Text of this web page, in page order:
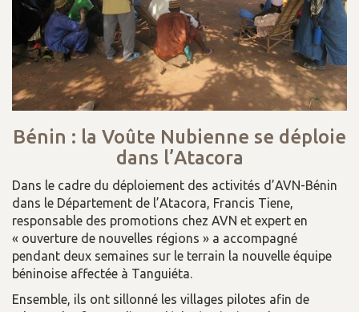
Bénin : la Voûte Nubienne se déploie
dans l’Atacora
Dans le cadre du déploiement des activités d’AVN-Bénin
dans le Département de l’Atacora, Francis Tiene,
responsable des promotions chez AVN et expert en
« ouverture de nouvelles régions » a accompagné
pendant deux semaines sur le terrain la nouvelle équipe
béninoise affectée à Tanguiéta.
Ensemble, ils ont sillonné les villages pilotes afin de